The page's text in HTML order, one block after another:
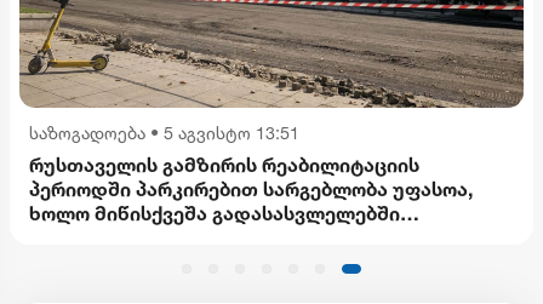
საზოგადოება • 5 აგვისტო 13:51
რუსთაველის გამზირის რეაბილიტაციის
პერიოდში პარკირებით სარგებლობა უფასოა,
ხოლო მიწისქვეშა გადასასვლელებში
გათავისუფლდებიან გადასახადებისგან